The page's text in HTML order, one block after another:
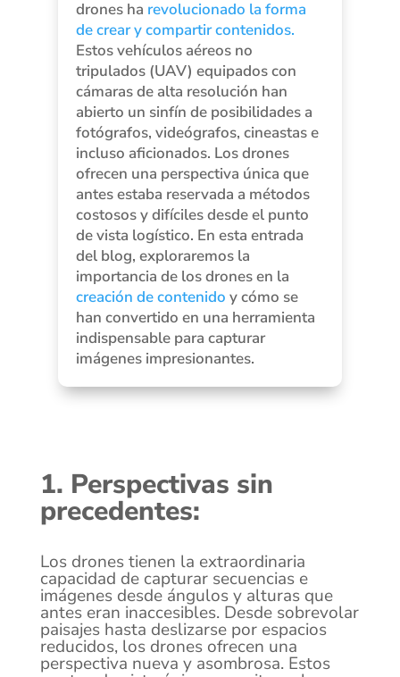
drones ha revolucionado la forma
de crear y compartir contenidos.
Estos vehículos aéreos no
tripulados (UAV) equipados con
cámaras de alta resolución han
abierto un sinfín de posibilidades a
fotógrafos, videógrafos, cineastas e
incluso aficionados. Los drones
ofrecen una perspectiva única que
antes estaba reservada a métodos
costosos y difíciles desde el punto
de vista logístico. En esta entrada
del blog, exploraremos la
importancia de los drones en la
creación de contenido y cómo se
han convertido en una herramienta
indispensable para capturar
imágenes impresionantes.
1. Perspectivas sin
precedentes:
Los drones tienen la extraordinaria
capacidad de capturar secuencias e
imágenes desde ángulos y alturas que
antes eran inaccesibles. Desde sobrevolar
paisajes hasta deslizarse por espacios
reducidos, los drones ofrecen una
perspectiva nueva y asombrosa. Estos